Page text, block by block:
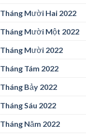
Tháng Mười Hai 2022
Tháng Mười Một 2022
Tháng Mười 2022
Tháng Tám 2022
Tháng Bảy 2022
Tháng Sáu 2022
Tháng Năm 2022